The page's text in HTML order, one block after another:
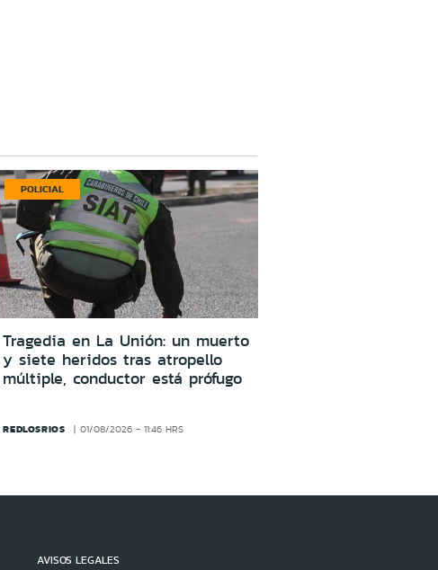
POLICIAL
Tragedia en La Unión: un muerto
y siete heridos tras atropello
múltiple, conductor está prófugo
REDLOSRIOS 01/08/2026 - 11:46 HRS
AVISOS LEGALES